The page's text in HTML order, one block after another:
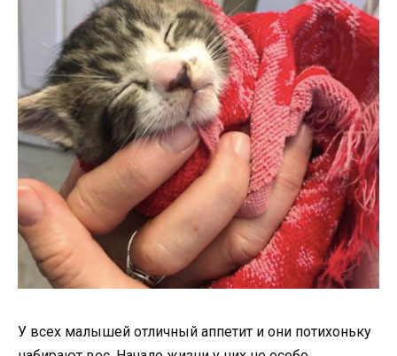
У всех малышей отличный аппетит и они потихоньку